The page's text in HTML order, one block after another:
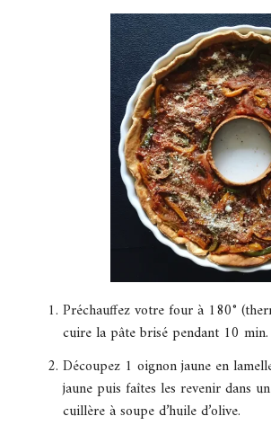
Préchauffez votre four à 180°
cuire la pâte brisé pendant 10 min.
Découpez 1 oignon jaune en
jaune puis faîtes les revenir dans
cuillère à soupe d’huile d’olive.